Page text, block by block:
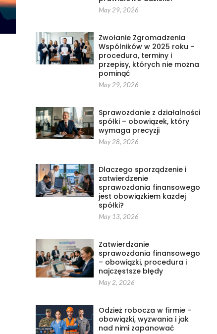
May 29, 2026
Zwołanie Zgromadzenia
Wspólników w 2025 roku –
procedura, terminy i
przepisy, których nie można
pominąć
May 29, 2026
Sprawozdanie z działalności
spółki – obowiązek, który
wymaga precyzji
May 28, 2026
Dlaczego sporządzenie i
zatwierdzenie
sprawozdania finansowego
jest obowiązkiem każdej
spółki?
May 13, 2026
Zatwierdzanie
sprawozdania finansowego
– obowiązki, procedura i
najczęstsze błędy
May 2, 2026
Odzież robocza w firmie –
obowiązki, wyzwania i jak
nad nimi zapanować